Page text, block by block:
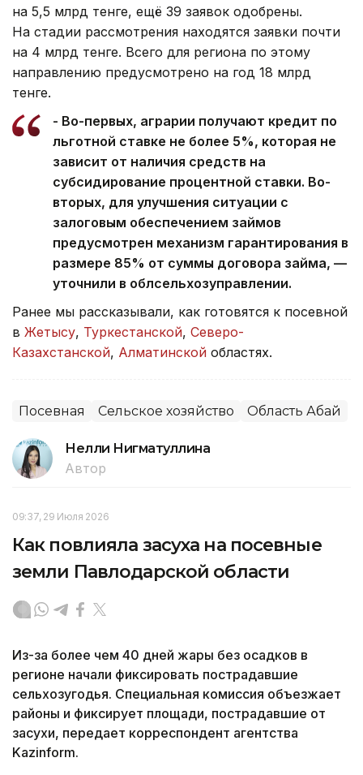
на 5,5 млрд тенге, ещё 39 заявок одобрены.
На стадии рассмотрения находятся заявки почти
на 4 млрд тенге. Всего для региона по этому
направлению предусмотрено на год 18 млрд
тенге.
- Во-первых, аграрии получают кредит по
льготной ставке не более 5%, которая не
зависит от наличия средств на
субсидирование процентной ставки. Во-
вторых, для улучшения ситуации с
залоговым обеспечением займов
предусмотрен механизм гарантирования в
размере 85% от суммы договора займа, —
уточнили в облсельхозуправлении.
Ранее мы рассказывали, как готовятся к посевной
в Жетысу, Туркестанской, Северо-
Казахстанской, Алматинской областях.
Посевная Сельское хозяйство Область Абай
Нелли Нигматуллина
Автор
09:37, 29 Июля 2026
Как повлияла засуха на посевные
земли Павлодарской области
Из-за более чем 40 дней жары без осадков в
регионе начали фиксировать пострадавшие
сельхозугодья. Специальная комиссия объезжает
районы и фиксирует площади, пострадавшие от
засухи, передает корреспондент агентства
Kazinform.